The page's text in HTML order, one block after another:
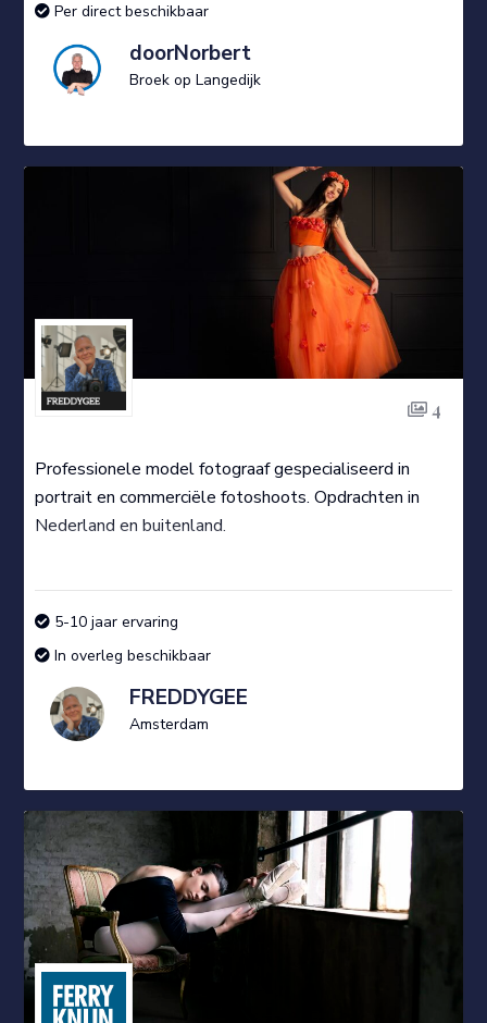
Per direct beschikbaar
doorNorbert
Broek op Langedijk
4
Professionele model fotograaf gespecialiseerd in
portrait en commerciële fotoshoots. Opdrachten in
Nederland en buitenland.
5-10 jaar ervaring
In overleg beschikbaar
FREDDYGEE
Amsterdam